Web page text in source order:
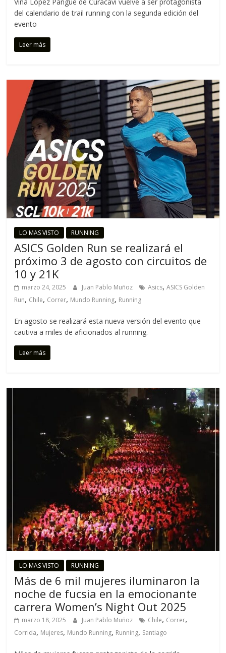
del calendario de trail running con la segunda edición del
evento
Leer más
LO MAS VISTO RUNNING
ASICS Golden Run se realizará el
próximo 3 de agosto con circuitos de
10 y 21K
marzo 24, 2025 Juan Pablo Muñoz Asics,ASICS Golden
Run, Chile, Correr, Mundo Running, Running
En agosto se realizará esta nueva versión del evento que
cautiva a miles de aficionados al running.
Leer más
LO MAS VISTO RUNNING
Más de 6 mil mujeres iluminaron la
noche de fucsia en la emocionante
carrera Women’s Night Out 2025
marzo 18, 2025 Juan Pablo Muñoz Chile, Correr,
Corrida, Mujeres, Mundo Running, Running, Santiago